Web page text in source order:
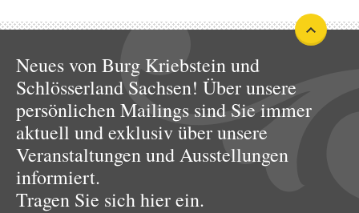
Neues von Burg Kriebstein und
Schlösserland Sachsen! Über unsere
persönlichen Mailings sind Sie immer
aktuell und exklusiv über unsere
Veranstaltungen und Ausstellungen
informiert.
Tragen Sie sich hier ein.